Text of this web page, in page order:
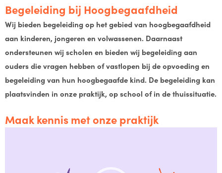
Begeleiding bij Hoogbegaafdheid
Wij bieden begeleiding op het gebied van hoogbegaafdheid
aan kinderen, jongeren en volwassenen. Daarnaast
ondersteunen wij scholen en bieden wij begeleiding aan
ouders die vragen hebben of vastlopen bij de opvoeding en
begeleiding van hun hoogbegaafde kind. De begeleiding kan
plaatsvinden in onze praktijk, op school of in de thuissituatie.
Maak kennis met onze praktijk